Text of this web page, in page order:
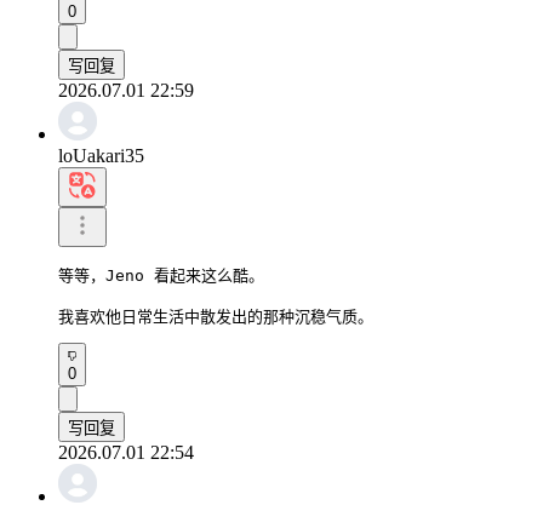
0
写回复
2026.07.01 22:59
loUakari35
等等，Jeno 看起来这么酷。
我喜欢他日常生活中散发出的那种沉稳气质。
0
写回复
2026.07.01 22:54